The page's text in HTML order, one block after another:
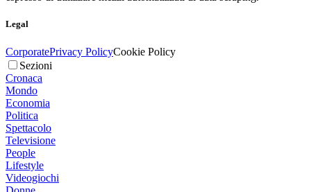
Legal
CorporatePrivacy PolicyCookie Policy
Sezioni
Cronaca
Mondo
Economia
Politica
Spettacolo
Televisione
People
Lifestyle
Videogiochi